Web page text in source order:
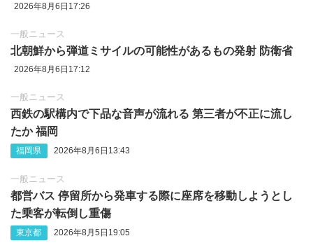
2026年8月6日17:26
一般ニュース
北朝鮮から弾道ミサイルの可能性があるもの発射 防衛省
2026年8月6日17:12
一般ニュース
西鉄の駅構内で下品な音声が流れる 第三者が不正に流し
たか 福岡
福岡県 2026年8月6日13:43
一般ニュース
都営バス 停留所から発車する際に座席を移動しようとし
た乗客が転倒し重傷
東京都 2026年8月5日19:05